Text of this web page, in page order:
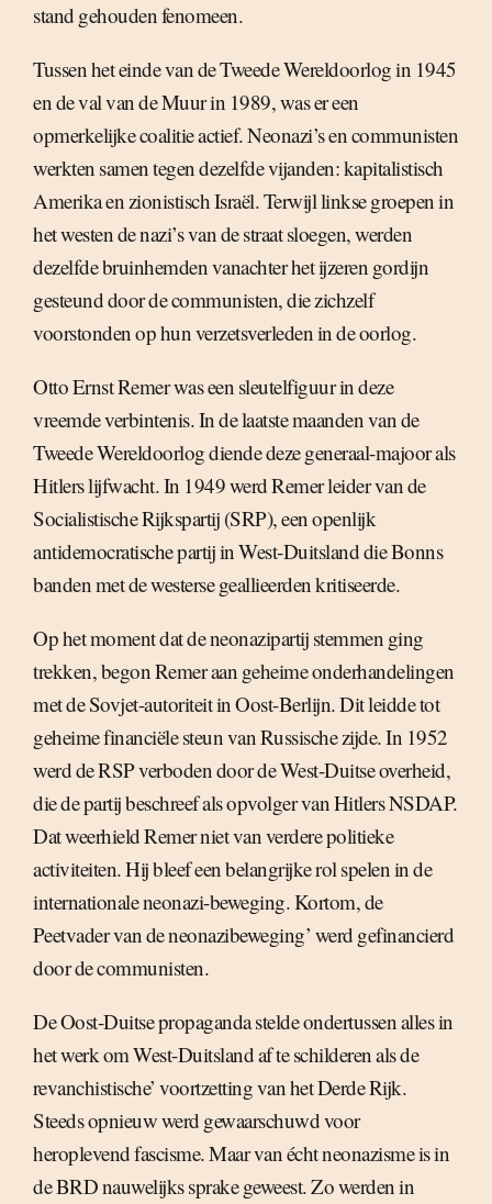
stand gehouden fenomeen.
Tussen het einde van de Tweede Wereldoorlog in 1945
en de val van de Muur in 1989, was er een
opmerkelijke coalitie actief. Neonazi’s en communisten
werkten samen tegen dezelfde vijanden: kapitalistisch
Amerika en zionistisch Israël. Terwijl linkse groepen in
het westen de nazi’s van de straat sloegen, werden
dezelfde bruinhemden vanachter het ijzeren gordijn
gesteund door de communisten, die zichzelf
voorstonden op hun verzetsverleden in de oorlog.
Otto Ernst Remer was een sleutelfiguur in deze
vreemde verbintenis. In de laatste maanden van de
Tweede Wereldoorlog diende deze generaal-majoor als
Hitlers lijfwacht. In 1949 werd Remer leider van de
Socialistische Rijkspartij (SRP), een openlijk
antidemocratische partij in West-Duitsland die Bonns
banden met de westerse geallieerden kritiseerde.
Op het moment dat de neonazipartij stemmen ging
trekken, begon Remer aan geheime onderhandelingen
met de Sovjet-autoriteit in Oost-Berlijn. Dit leidde tot
geheime financiële steun van Russische zijde. In 1952
werd de RSP verboden door de West-Duitse overheid,
die de partij beschreef als opvolger van Hitlers NSDAP.
Dat weerhield Remer niet van verdere politieke
activiteiten. Hij bleef een belangrijke rol spelen in de
internationale neonazi-beweging. Kortom, de
Peetvader van de neonazibeweging’ werd gefinancierd
door de communisten.
De Oost-Duitse propaganda stelde ondertussen alles in
het werk om West-Duitsland af te schilderen als de
revanchistische’ voortzetting van het Derde Rijk.
Steeds opnieuw werd gewaarschuwd voor
heroplevend fascisme. Maar van écht neonazisme is in
de BRD nauwelijks sprake geweest. Zo werden in